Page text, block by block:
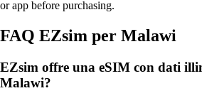
or app before purchasing.
FAQ EZsim per Malawi
EZsim offre una eSIM con dati
Malawi?